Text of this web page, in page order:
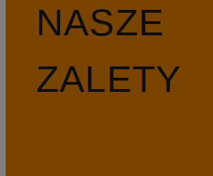
NASZE
ZALETY